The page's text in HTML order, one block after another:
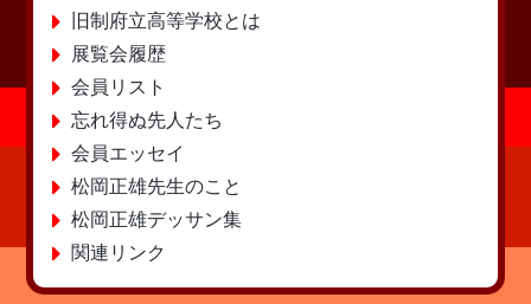
旧制府立高等学校とは
展覧会履歴
会員リスト
忘れ得ぬ先人たち
会員エッセイ
松岡正雄先生のこと
松岡正雄デッサン集
関連リンク